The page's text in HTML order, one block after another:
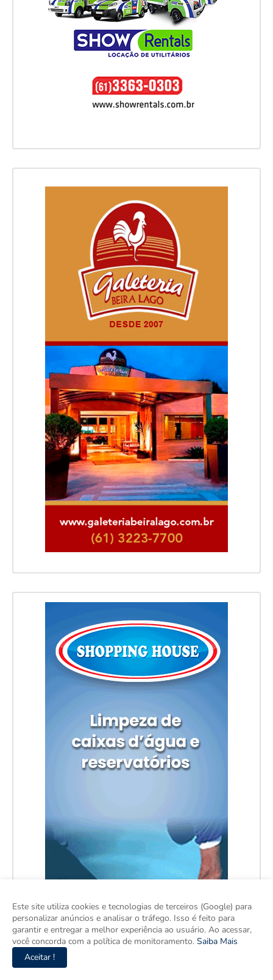
Este site utiliza cookies e tecnologias de terceiros (Google) para
personalizar anúncios e analisar o tráfego. Isso é feito para
garantir e entregar a melhor experiência ao usuário. Ao acessar,
você concorda com a política de monitoramento. Saiba Mais
Aceitar !